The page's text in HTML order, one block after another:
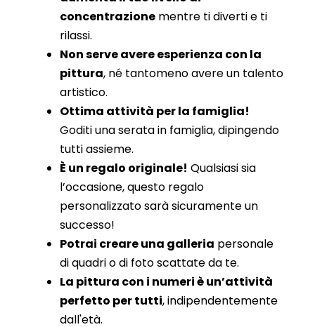
concentrazione mentre ti diverti e ti
rilassi.
Non serve avere esperienza con la
pittura, né tantomeno avere un talento
artistico.
Ottima attività per la famiglia!
Goditi una serata in famiglia, dipingendo
tutti assieme.
È un regalo originale! Qualsiasi sia
l’occasione, questo regalo
personalizzato sarà sicuramente un
successo!
Potrai creare una galleria personale
di quadri o di foto scattate da te.
La pittura con i numeri è un’attività
perfetto per tutti, indipendentemente
dall'età.